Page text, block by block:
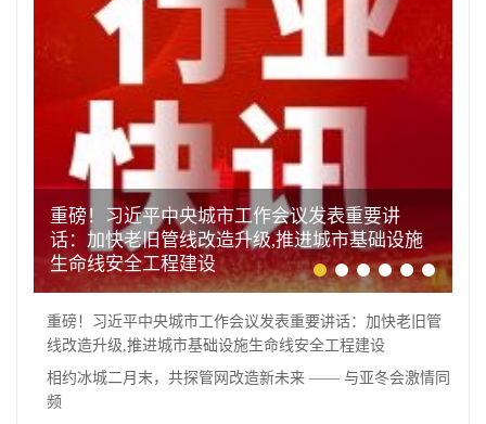
重磅！习近平中央城市工作会议发表重要讲
话：加快老旧管线改造升级,推进城市基础设施
生命线安全工程建设
重磅！习近平中央城市工作会议发表重要讲话：加快老旧管
线改造升级,推进城市基础设施生命线安全工程建设
相约冰城二月末，共探管网改造新未来 —— 与亚冬会激情同
频